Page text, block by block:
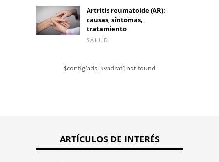
Artritis reumatoide (AR):
causas, síntomas,
tratamiento
SALUD
$config[ads_kvadrat] not found
ARTÍCULOS DE INTERÉS